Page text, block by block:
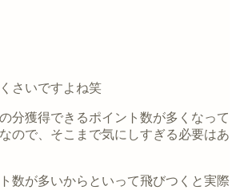
さいですよね笑
分獲得できるポイント数が多くなって
ので、そこまで気にしすぎる必要はあ
数が多いからといって飛びつくと実際